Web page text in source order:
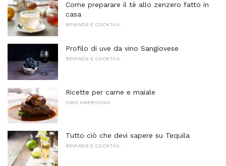
Come preparare il tè allo zenzero fatto in
casa
BEVANDE E COCKTAIL
Profilo di uve da vino Sangiovese
BEVANDE E COCKTAIL
Ricette per carne e maiale
CIBO AMERICANO
Tutto ciò che devi sapere su Tequila
BEVANDE E COCKTAIL